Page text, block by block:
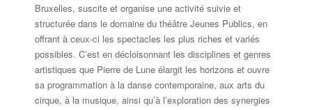
Bruxelles, suscite et organise une activité suivie et
structurée dans le domaine du théâtre Jeunes Publics, en
offrant à ceux-ci les spectacles les plus riches et variés
possibles. C’est en décloisonnant les disciplines et genres
artistiques que Pierre de Lune élargit les horizons et ouvre
sa programmation à la danse contemporaine, aux arts du
cirque, à la musique, ainsi qu’à l’exploration des synergies